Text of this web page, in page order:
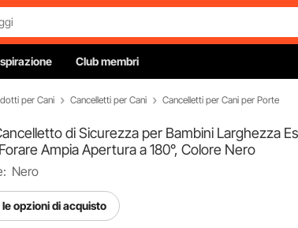
Club membri
per Cani Cancelletti per Cani Cancelletti per Cani per Porte
di Sicurezza per Bambini Larghezza
Ampia Apertura a 180°, Colore Nero
Nero
opzioni di acquisto